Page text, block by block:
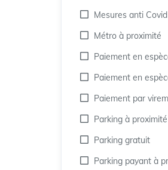
Mesures anti
Métro à proximité
Paiement en
Paiement en
Paiement par
Parking à proximité
Parking gratuit
Parking payant à